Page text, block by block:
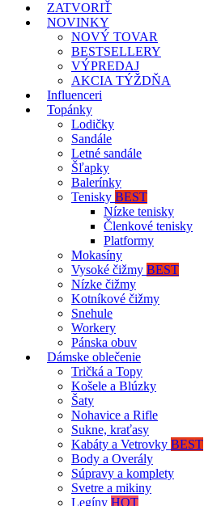
ZATVORIŤ
NOVINKY
NOVÝ TOVAR
BESTSELLERY
VÝPREDAJ
AKCIA TÝŽDŇA
Influenceri
Topánky
Lodičky
Sandále
Letné sandále
Šľapky
Balerínky
Tenisky BEST
Nízke tenisky
Členkové tenisky
Platformy
Mokasíny
Vysoké čižmy BEST
Nízke čižmy
Kotníkové čižmy
Snehule
Workery
Pánska obuv
Dámske oblečenie
Tričká a Topy
Košele a Blúzky
Šaty
Nohavice a Rifle
Sukne, kraťasy
Kabáty a Vetrovky BEST
Body a Overály
Súpravy a komplety
Svetre a mikiny
Legíny HOT